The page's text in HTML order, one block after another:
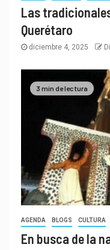
Las
Querétaro
diciembre 4, 2025
3 min de lectura
AGENDA BLOGS CULTURA
En busca de la